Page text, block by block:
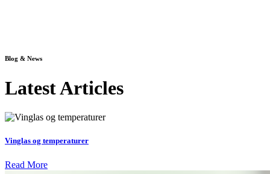
Blog & News
Latest Articles
Vinglas og temperaturer
Read More